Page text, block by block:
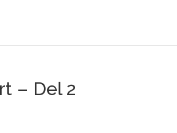
– Del 2